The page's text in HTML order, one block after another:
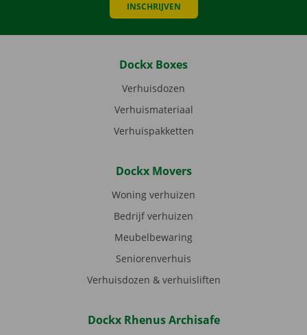
INSCHRIJVEN
Dockx Boxes
Verhuisdozen
Verhuismateriaal
Verhuispakketten
Dockx Movers
Woning verhuizen
Bedrijf verhuizen
Meubelbewaring
Seniorenverhuis
Verhuisdozen & verhuisliften
Dockx Rhenus Archisafe